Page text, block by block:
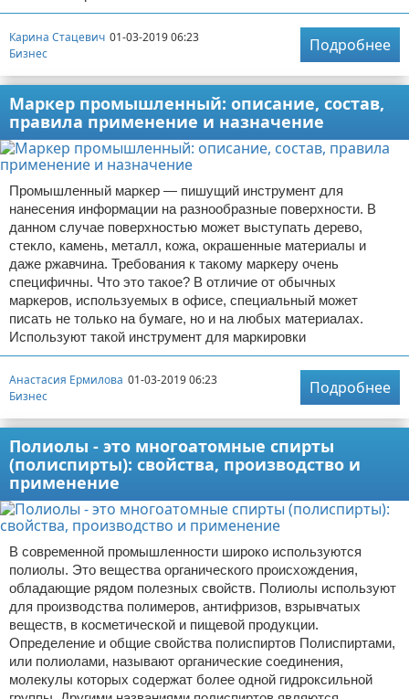
Карина Стацевич 01-03-2019 06:23
Бизнес
Подробнее
Маркер промышленный: описание, состав,
правила применение и назначение
Промышленный маркер — пишущий инструмент для
нанесения информации на разнообразные поверхности. В
данном случае поверхностью может выступать дерево,
стекло, камень, металл, кожа, окрашенные материалы и
даже ржавчина. Требования к такому маркеру очень
специфичны. Что это такое? В отличие от обычных
маркеров, используемых в офисе, специальный может
писать не только на бумаге, но и на любых материалах.
Используют такой инструмент для маркировки
Анастасия Ермилова 01-03-2019 06:23
Бизнес
Подробнее
Полиолы - это многоатомные спирты
(полиспирты): свойства, производство и
применение
В современной промышленности широко используются
полиолы. Это вещества органического происхождения,
обладающие рядом полезных свойств. Полиолы используют
для производства полимеров, антифризов, взрывчатых
веществ, в косметической и пищевой продукции.
Определение и общие свойства полиспиртов Полиспиртами,
или полиолами, называют органические соединения,
молекулы которых содержат более одной гидроксильной